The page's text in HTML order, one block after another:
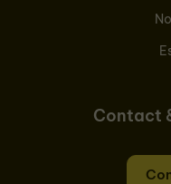
Contact